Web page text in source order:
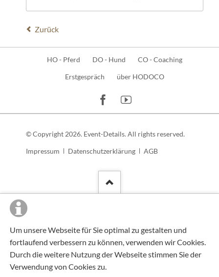
Um unsere Webseite für Sie optimal zu gestalten und
fortlaufend verbessern zu können, verwenden wir Cookies.
Durch die weitere Nutzung der Webseite stimmen Sie der
Verwendung von Cookies zu.
Zurück
Navigation
HO - Pferd DO - Hund CO - Coaching
Erstgespräch über HODOCO
© Copyright 2026. Event-Details. All rights reserved.
Navigation
Impressum Datenschutzerklärung AGB